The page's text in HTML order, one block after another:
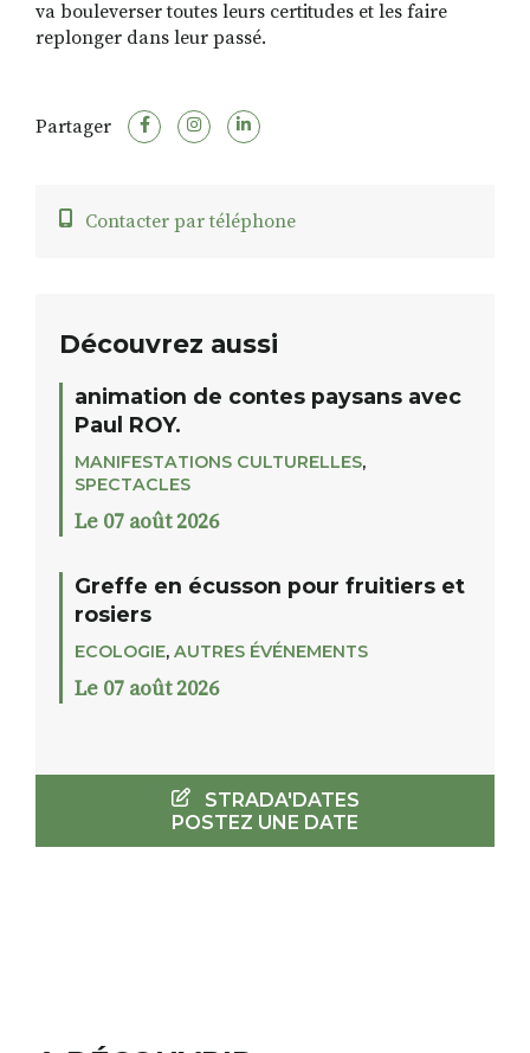
va bouleverser toutes leurs certitudes et les faire
replonger dans leur passé.
Partager
Contacter par téléphone
Découvrez aussi
animation de contes paysans avec
Paul ROY.
MANIFESTATIONS CULTURELLES,
SPECTACLES
Le 07 août 2026
Greffe en écusson pour fruitiers et
rosiers
ECOLOGIE, AUTRES ÉVÉNEMENTS
Le 07 août 2026
STRADA'DATES
POSTEZ UNE DATE